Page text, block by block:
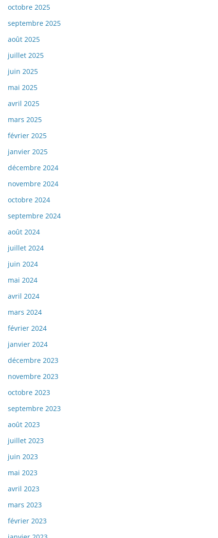
octobre 2025
septembre 2025
août 2025
juillet 2025
juin 2025
mai 2025
avril 2025
mars 2025
février 2025
janvier 2025
décembre 2024
novembre 2024
octobre 2024
septembre 2024
août 2024
juillet 2024
juin 2024
mai 2024
avril 2024
mars 2024
février 2024
janvier 2024
décembre 2023
novembre 2023
octobre 2023
septembre 2023
août 2023
juillet 2023
juin 2023
mai 2023
avril 2023
mars 2023
février 2023